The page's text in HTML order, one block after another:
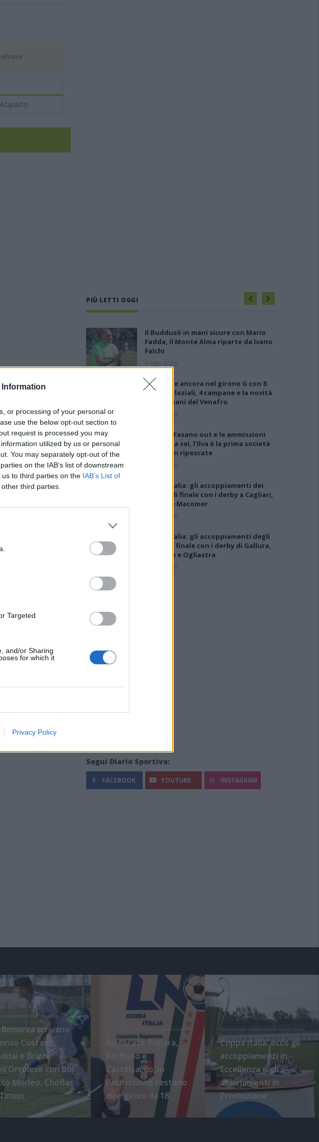
Information
or processing of your personal or
use the below opt-out section to
request is processed you may
utilized by us or personal
You may separately opt-out of the
on the IAB’s list of downstream
to third parties on the IAB’s List of
third parties.
Targeted
and/or Sharing
for which it
Privacy Policy
Acquisto
PIÙ LETTI OGGI
Il Buddusò in mani sicure con Mario
Fadda, il Monte Alma riparte da Ivano
Falchi
5 Ago 2026
Le 5 sarde ancora nel girone G con 8
squadre laziali, 4 campane e la novità
dei molisani del Venafro
6 Ago 2026
Anche il Fasano out e le ammissioni
salgono a sei, l'Ilva è la prima società
tra le non ripescate
5 Ago 2026
Coppa Italia: gli accoppiamenti dei
16esimi di finale con i derby a Cagliari,
Sassari e Macomer
5 Ago 2026
Coppa Italia: gli accoppiamenti degli
ottavi di finale con i derby di Gallura,
Barbagia e Ogliastra
5 Ago 2026
Segui Diario Sportivo:
FACEBOOK YOUTUBE INSTAGRAM
Bonorva arrivano
Costas,
e Brizzi,
con Boi
Morleo, Choflas
Ripescate Tonara,
Atl Bono e
Castelsardo, in
Promozione restano
due gironi da 18
Coppa Italia: ecco gli
accoppiamenti in
Eccellenza e gli
abbinamenti in
Promozione